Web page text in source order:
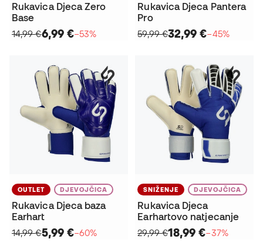
Rukavica Djeca Zero
Base
14,99 €6,99 €−53%
Rukavica Djeca Pantera
Pro
59,99 €32,99 €−45%
OUTLET DJEVOJČICA
Rukavica Djeca baza
Earhart
14,99 €5,99 €−60%
SNIŽENJE DJEVOJČICA
Rukavica Djeca
Earhartovo natjecanje
29,99 €18,99 €−37%